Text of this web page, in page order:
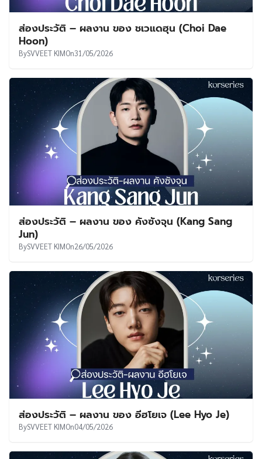
ส่องประวัติ – ผลงาน ของ ชเวแดฮุน (Choi Dae
Hoon)
BySVVEET KIMOn31/05/2026
ส่องประวัติ – ผลงาน ของ คังซังจุน (Kang Sang
Jun)
BySVVEET KIMOn26/05/2026
ส่องประวัติ – ผลงาน ของ อีฮโยเจ (Lee Hyo Je)
BySVVEET KIMOn04/05/2026